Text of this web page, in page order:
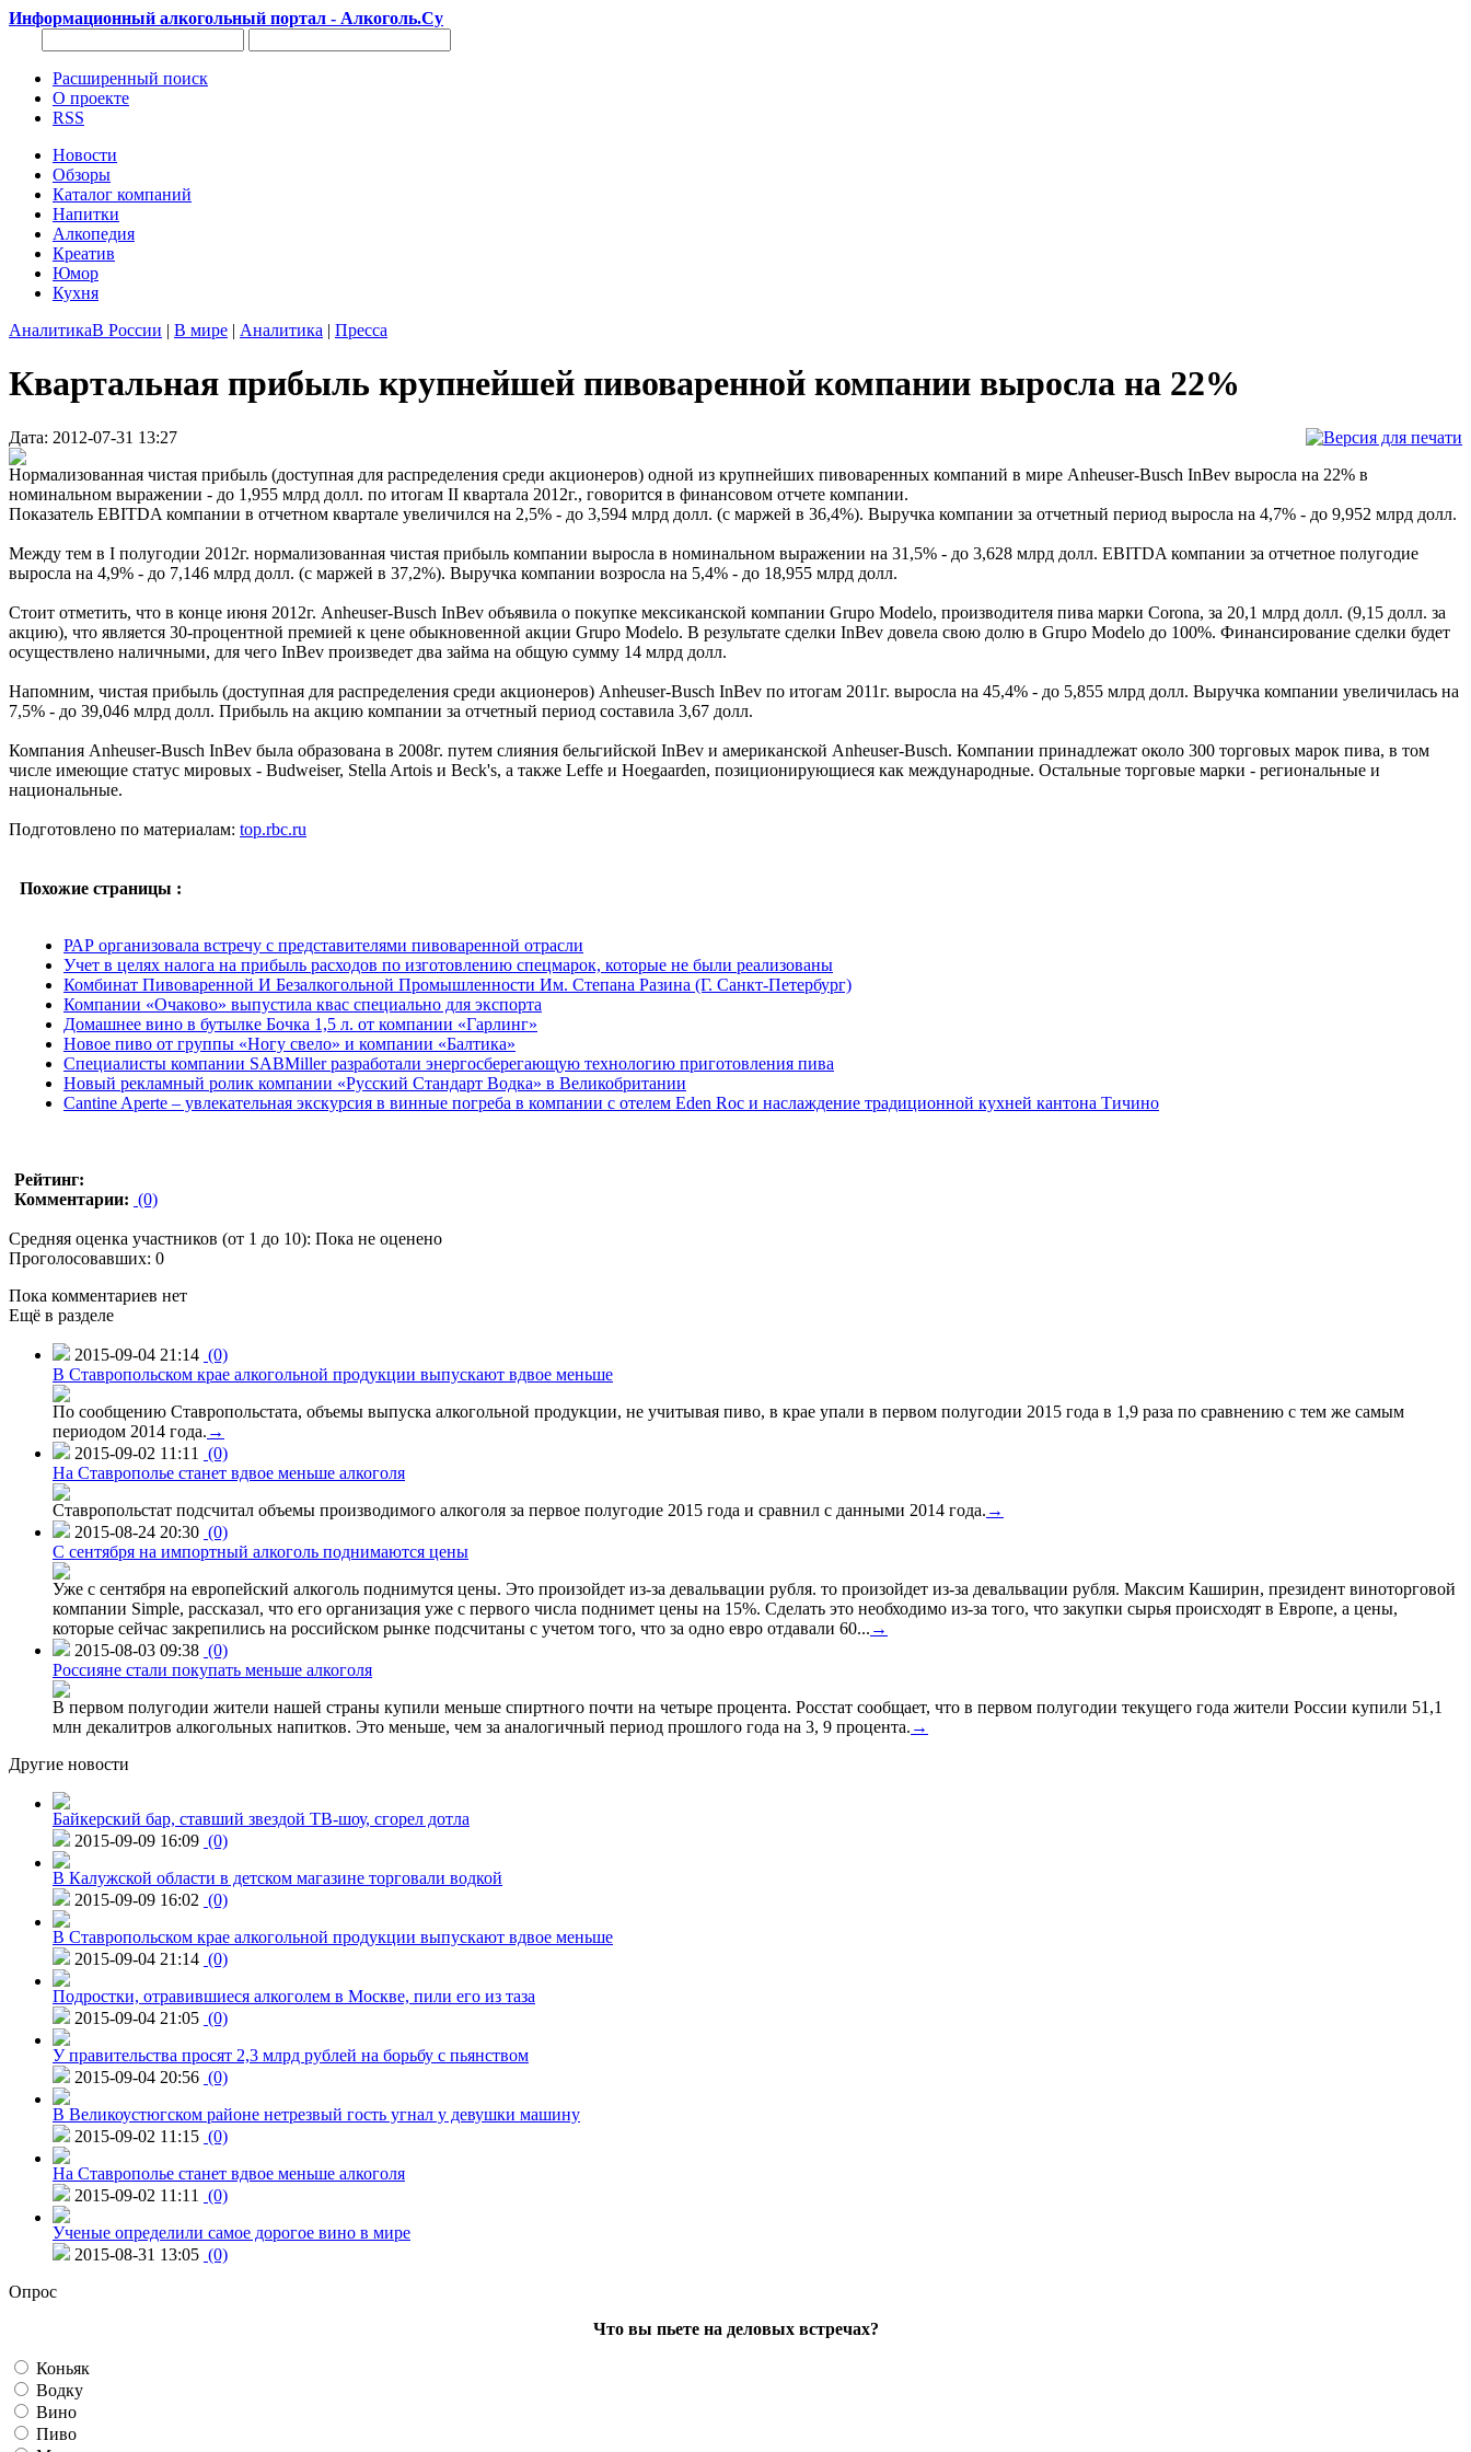
Информационный алкогольный портал - Алкоголь.Су
Расширенный поиск
О проекте
RSS
Новости
Обзоры
Каталог компаний
Напитки
Алкопедия
Креатив
Юмор
Кухня
АналитикаВ России | В мире | Аналитика | Пресса
Квартальная прибыль крупнейшей пивоваренной компании выросла на 22%
Дата: 2012-07-31 13:27
Нормализованная чистая прибыль (доступная для распределения среди акционеров) одной из крупнейших пивоваренных компаний в мире Anheuser-Busch InBev выросла на 22% в
номинальном выражении - до 1,955 млрд долл. по итогам II квартала 2012г., говорится в финансовом отчете компании.
Показатель EBITDA компании в отчетном квартале увеличился на 2,5% - до 3,594 млрд долл. (с маржей в 36,4%). Выручка компании за отчетный период выросла на 4,7% - до 9,952 млрд долл.
Между тем в I полугодии 2012г. нормализованная чистая прибыль компании выросла в номинальном выражении на 31,5% - до 3,628 млрд долл. EBITDA компании за отчетное полугодие
выросла на 4,9% - до 7,146 млрд долл. (с маржей в 37,2%). Выручка компании возросла на 5,4% - до 18,955 млрд долл.
Стоит отметить, что в конце июня 2012г. Anheuser-Busch InBev объявила о покупке мексиканской компании Grupo Modelo, производителя пива марки Corona, за 20,1 млрд долл. (9,15 долл. за
акцию), что является 30-процентной премией к цене обыкновенной акции Grupo Modelo. В результате сделки InBev довела свою долю в Grupo Modelo до 100%. Финансирование сделки будет
осуществлено наличными, для чего InBev произведет два займа на общую сумму 14 млрд долл.
Напомним, чистая прибыль (доступная для распределения среди акционеров) Anheuser-Busch InBev по итогам 2011г. выросла на 45,4% - до 5,855 млрд долл. Выручка компании увеличилась на
7,5% - до 39,046 млрд долл. Прибыль на акцию компании за отчетный период составила 3,67 долл.
Компания Anheuser-Busch InBev была образована в 2008г. путем слияния бельгийской InBev и американской Anheuser-Busch. Компании принадлежат около 300 торговых марок пива, в том
числе имеющие статус мировых - Budweiser, Stella Artois и Beck's, а также Leffe и Hoegaarden, позиционирующиеся как международные. Остальные торговые марки - региональные и
национальные.
Подготовлено по материалам: top.rbc.ru
Похожие страницы :
РАР организовала встречу с представителями пивоваренной отрасли
Учет в целях налога на прибыль расходов по изготовлению спецмарок, которые не были реализованы
Комбинат Пивоваренной И Безалкогольной Промышленности Им. Степана Разина (Г. Санкт-Петербург)
Компании «Очаково» выпустила квас специально для экспорта
Домашнее вино в бутылке Бочка 1,5 л. от компании «Гарлинг»
Новое пиво от группы «Ногу свело» и компании «Балтика»
Cпециалисты компании SABMiller разработали энергосберегающую технологию приготовления пива
Новый рекламный ролик компании «Русский Стандарт Водка» в Великобритании
Cantine Aperte – увлекательная экскурсия в винные погреба в компании с отелем Eden Roc и наслаждение традиционной кухней кантона Тичино
Рейтинг:
Комментарии: (0)
Средняя оценка участников (от 1 до 10): Пока не оценено
Проголосовавших: 0
Пока комментариев нет
Ещё в разделе
2015-09-04 21:14 (0)
В Ставропольском крае алкогольной продукции выпускают вдвое меньше
По сообщению Ставропольстата, объемы выпуска алкогольной продукции, не учитывая пиво, в крае упали в первом полугодии 2015 года в 1,9 раза по сравнению с тем же самым
периодом 2014 года. →
2015-09-02 11:11
(0)
На Ставрополье станет вдвое меньше алкоголя
Ставропольстат подсчитал объемы производимого алкоголя за первое полугодие 2015 года и сравнил с данными 2014 года. →
2015-08-24 20:30 (0)
C сентября на импортный алкоголь поднимаются цены
Уже с сентября на европейский алкоголь поднимутся цены. Это произойдет из-за девальвации рубля. то произойдет из-за девальвации рубля. Максим Каширин, президент виноторговой
компании Simple, рассказал, что его организация уже с первого числа поднимет цены на 15%. Сделать это необходимо из-за того, что закупки сырья происходят в Европе, а цены,
которые сейчас закрепились на российском рынке подсчитаны с учетом того, что за одно евро отдавали 60... →
2015-08-03 09:38 (0)
Россияне стали покупать меньше алкоголя
В первом полугодии жители нашей страны купили меньше спиртного почти на четыре процента. Росстат сообщает, что в первом полугодии текущего года жители России купили 51,1
млн декалитров алкогольных напитков. Это меньше, чем за аналогичный период прошлого года на 3, 9 процента. →
Другие новости
Байкерский бар, ставший звездой ТВ-шоу, сгорел дотла
2015-09-09 16:09 (0)
В Калужской области в детском магазине торговали водкой
2015-09-09 16:02 (0)
В Ставропольском крае алкогольной продукции выпускают вдвое меньше
2015-09-04 21:14 (0)
Подростки, отравившиеся алкоголем в Москве, пили его из таза
2015-09-04 21:05 (0)
У правительства просят 2,3 млрд рублей на борьбу с пьянством
2015-09-04 20:56 (0)
В Великоустюгском районе нетрезвый гость угнал у девушки машину
2015-09-02 11:15 (0)
На Ставрополье станет вдвое меньше алкоголя
2015-09-02 11:11
(0)
Ученые определили самое дорогое вино в мире
2015-08-31 13:05 (0)
Опрос
Что вы пьете на деловых встречах?
Коньяк
Водку
Вино
Пиво